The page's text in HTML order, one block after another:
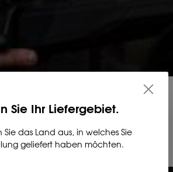
Sie Ihr Liefergebiet.
Sie das Land aus, in welches Sie
geliefert haben möchten.